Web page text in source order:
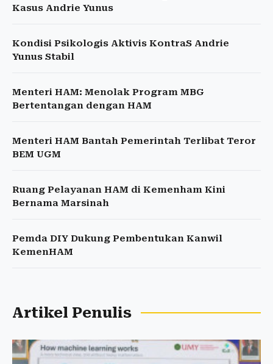
Kasus Andrie Yunus
Kondisi Psikologis Aktivis KontraS Andrie
Yunus Stabil
Menteri HAM: Menolak Program MBG
Bertentangan dengan HAM
Menteri HAM Bantah Pemerintah Terlibat Teror
BEM UGM
Ruang Pelayanan HAM di Kemenham Kini
Bernama Marsinah
Pemda DIY Dukung Pembentukan Kanwil
KemenHAM
Artikel Penulis